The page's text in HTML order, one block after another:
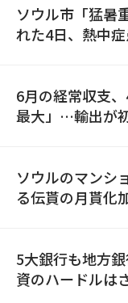
ソウル市「猛暑
れた4日、熱中
6月の経常収支
最大」…輸出が
ソウルのマンシ
る伝貰の月貰化
5大銀行も地方
資のハードルは